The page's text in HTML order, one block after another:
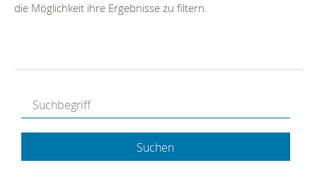
die Möglichkeit ihre Ergebnisse zu filtern.
Suchen